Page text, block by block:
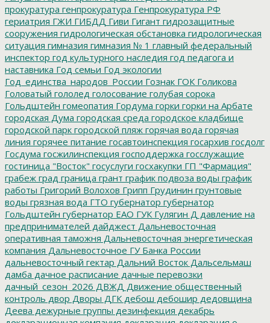
прокуратура генпрокуратура Генпрокуратура РФ
гериатрия ГЖИ ГИБДД Гиви Гигант гидрозащитные
сооружения гидрологическая обстановка гидрологическая
ситуация гимназия гимназия № 1 главный федеральный
инспектор год культурного наследия год педагога и
наставника Год семьи Год экологии
Год_единства_народов_России Гознак ГОК Голикова
Головатый гололед голосование голубая сорока
Гольдштейн гомеопатия Гордума горки горки на Арбате
городская Дума городская среда городское кладбище
городской парк городской пляж горячая вода горячая
линия горячее питание госавтоинспекция госархив госдолг
Госдума госжилинспекция господдержка госслужащие
гостиница "Восток" госуслуги госхакупки ГП "Фармация"
грабеж град граница грант график подвоза воды график
работы Григорий Волохов Грипп Грудинин грунтовые
воды грязная вода ГТО губернатор губернатор
Гольдштейн губернатор ЕАО ГУК Гулягин Д давление на
предпринимателей дайджест Дальневосточная
оперативная таможня Дальневосточная энергетическая
компания Дальневосточное ГУ Банка России
дальневосточный гектар Дальний Восток Дальсельмаш
дамба дачное расписание дачные перевозки
дачный_сезон_2026 ДВЖД Движение общественный
контроль двор Дворы ДГК дебош дебошир дедовщина
Деева дежурные группы дезинфекция декабрь